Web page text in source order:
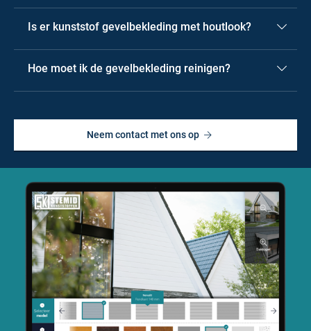
Is er kunststof gevelbekleding met houtlook?
Hoe moet ik de gevelbekleding reinigen?
Neem contact met ons op